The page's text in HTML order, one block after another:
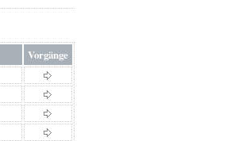
Vorgänge